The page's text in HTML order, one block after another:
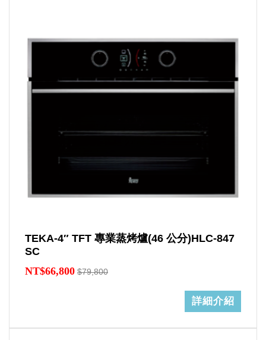
TEKA-4″ TFT 專業蒸烤爐(46 公分)HLC-847
SC
NT$66,800 $79,800
詳細介紹